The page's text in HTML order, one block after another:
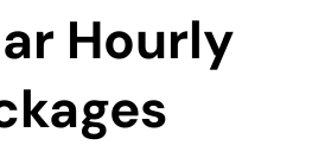
Hourly